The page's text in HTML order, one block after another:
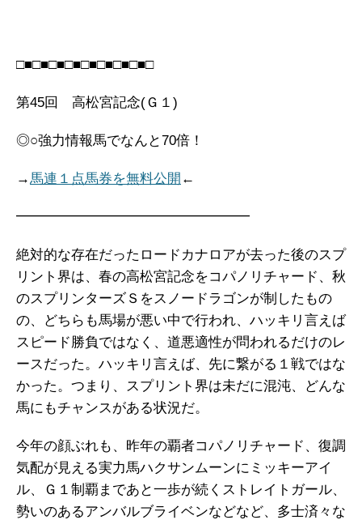
□■□■□■□■□■□■□■□■□
第45回 高松宮記念(Ｇ１)
◎○強力情報馬でなんと70倍！
→馬連１点馬券を無料公開 ←
━━━━━━━━━━━━━━━━━
絶対的な存在だったロードカナロアが去った後のスプ
リント界は、春の高松宮記念をコパノリチャード、秋
のスプリンターズＳをスノードラゴンが制したもの
の、どちらも馬場が悪い中で行われ、ハッキリ言えば
スピード勝負ではなく、道悪適性が問われるだけのレ
ースだった。ハッキリ言えば、先に繋がる１戦ではな
かった。つまり、スプリント界は未だに混沌、どんな
馬にもチャンスがある状況だ。
今年の顔ぶれも、昨年の覇者コパノリチャード、復調
気配が見える実力馬ハクサンムーンにミッキーアイ
ル、Ｇ１制覇まであと一歩が続くストレイトガール、
勢いのあるアンバルブライベンなどなど、多士済々な